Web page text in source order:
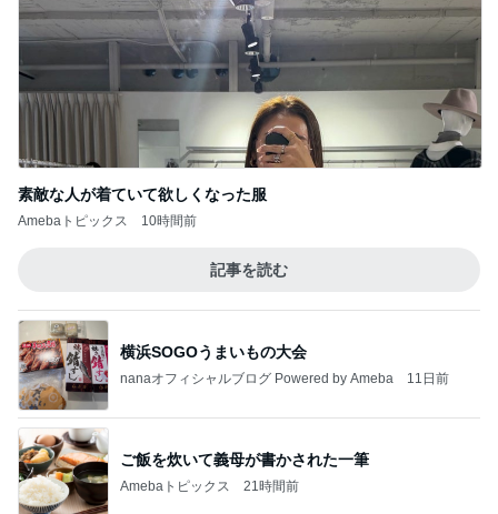
素敵な人が着ていて欲しくなった服
Amebaトピックス 10時間前
記事を読む
横浜SOGOうまいもの大会
nanaオフィシャルブログ Powered by Ameba 11日前
ご飯を炊いて義母が書かされた一筆
Amebaトピックス 21時間前